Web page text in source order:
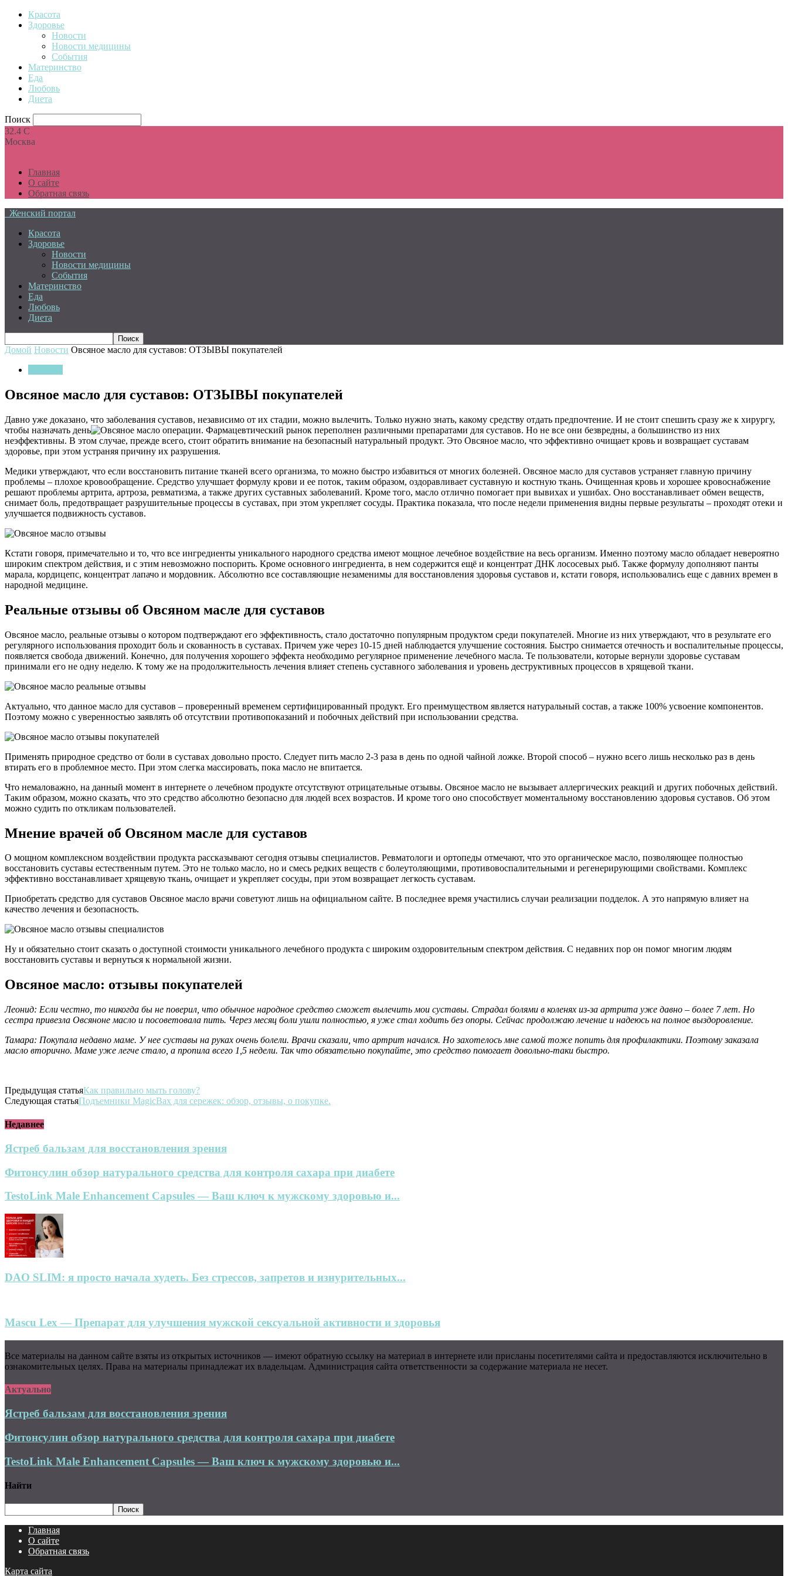
Красота
Здоровье
Новости
Новости медицины
События
Материнство
Еда
Любовь
Диета
Поиск
32.4 C
Москва
Главная
О сайте
Обратная связь
Женский портал
Красота
Здоровье
Новости
Новости медицины
События
Материнство
Еда
Любовь
Диета
Домой Новости Овсяное масло для суставов: ОТЗЫВЫ покупателей
Овсяное масло для суставов: ОТЗЫВЫ покупателей
Давно уже доказано, что заболевания суставов, независимо от их стадии, можно вылечить. Только нужно знать, какому средству отдать предпочтение. И не стоит спешить сразу же к хирургу,
чтобы назначать день
операции. Фармацевтический рынок переполнен различными препаратами для суставов. Но не все они безвредны, а большинство из них
неэффективны. В этом случае, прежде всего, стоит обратить внимание на безопасный натуральный продукт. Это Овсяное масло, что эффективно очищает кровь и возвращает суставам
здоровье, при этом устраняя причину их разрушения.
Медики утверждают, что если восстановить питание тканей всего организма, то можно быстро избавиться от многих болезней. Овсяное масло для суставов устраняет главную причину
проблемы – плохое кровообращение. Средство улучшает формулу крови и ее поток, таким образом, оздоравливает суставную и костную ткань. Очищенная кровь и хорошее кровоснабжение
решают проблемы артрита, артроза, ревматизма, а также других суставных заболеваний. Кроме того, масло отлично помогает при вывихах и ушибах. Оно восстанавливает обмен веществ,
снимает боль, предотвращает разрушительные процессы в суставах, при этом укрепляет сосуды. Практика показала, что после недели применения видны первые результаты – проходят отеки и
улучшается подвижность суставов.
Кстати говоря, примечательно и то, что все ингредиенты уникального народного средства имеют мощное лечебное воздействие на весь организм. Именно поэтому масло обладает невероятно
широким спектром действия, и с этим невозможно поспорить. Кроме основного ингредиента, в нем содержится ещё и концентрат ДНК лососевых рыб. Также формулу дополняют панты
марала, кордицепс, концентрат лапачо и мордовник. Абсолютно все составляющие незаменимы для восстановления здоровья суставов и, кстати говоря, использовались еще с давних времен в
народной медицине.
Реальные отзывы об Овсяном масле для суставов
Овсяное масло, реальные отзывы о котором подтверждают его эффективность, стало достаточно популярным продуктом среди покупателей. Многие из них утверждают, что в результате его
регулярного использования проходит боль и скованность в суставах. Причем уже через 10-15 дней наблюдается улучшение состояния. Быстро снимается отечность и воспалительные процессы,
появляется свобода движений. Конечно, для получения хорошего эффекта необходимо регулярное применение лечебного масла. Те пользователи, которые вернули здоровье суставам
принимали его не одну неделю. К тому же на продолжительность лечения влияет степень суставного заболевания и уровень деструктивных процессов в хрящевой ткани.
Актуально, что данное масло для суставов – проверенный временем сертифицированный продукт. Его преимуществом является натуральный состав, а также 100% усвоение компонентов.
Поэтому можно с уверенностью заявлять об отсутствии противопоказаний и побочных действий при использовании средства.
Применять природное средство от боли в суставах довольно просто. Следует пить масло 2-3 раза в день по одной чайной ложке. Второй способ – нужно всего лишь несколько раз в день
втирать его в проблемное место. При этом слегка массировать, пока масло не впитается.
Что немаловажно, на данный момент в интернете о лечебном продукте отсутствуют отрицательные отзывы. Овсяное масло не вызывает аллергических реакций и других побочных действий.
Таким образом, можно сказать, что это средство абсолютно безопасно для людей всех возрастов. И кроме того оно способствует моментальному восстановлению здоровья суставов. Об этом
можно судить по откликам пользователей.
Мнение врачей об Овсяном масле для суставов
О мощном комплексном воздействии продукта рассказывают сегодня отзывы специалистов. Ревматологи и ортопеды отмечают, что это органическое масло, позволяющее полностью
восстановить суставы естественным путем. Это не только масло, но и смесь редких веществ с болеутоляющими, противовоспалительными и регенерирующими свойствами. Комплекс
эффективно восстанавливает хрящевую ткань, очищает и укрепляет сосуды, при этом возвращает легкость суставам.
Приобретать средство для суставов Овсяное масло врачи советуют лишь на официальном сайте. В последнее время участились случаи реализации подделок. А это напрямую влияет на
качество лечения и безопасность.
Ну и обязательно стоит сказать о доступной стоимости уникального лечебного продукта с широким оздоровительным спектром действия. С недавних пор он помог многим людям
восстановить суставы и вернуться к нормальной жизни.
Овсяное масло: отзывы покупателей
Леонид: Если честно, то никогда бы не поверил, что обычное народное средство сможет вылечить мои суставы. Страдал болями в коленях из-за артрита уже давно – более 7 лет. Но
сестра привезла Овсяноне масло и посоветовала пить. Через месяц боли ушли полностью, я уже стал ходить без опоры. Сейчас продолжаю лечение и надеюсь на полное выздоровление.
Тамара: Покупала недавно маме. У нее суставы на руках очень болели. Врачи сказали, что артрит начался. Но захотелось мне самой тоже попить для профилактики. Поэтому заказала
масло вторично. Маме уже легче стало, а пропила всего 1,5 недели. Так что обязательно покупайте, это средство помогает довольно-таки быстро.
Предыдущая статьяКак правильно мыть голову?
Следующая статьяПодъемники MagicBax для сережек: обзор, отзывы, о покупке.
Недавнее
Ястреб бальзам для восстановления зрения
Фитонсулин обзор натурального средства для контроля сахара при диабете
TestoLink Male Enhancement Capsules — Ваш ключ к мужскому здоровью и...
DAO SLIM: я просто начала худеть. Без стрессов, запретов и изнурительных...
Mascu Lex — Препарат для улучшения мужской сексуальной активности и здоровья
Все материалы на данном сайте взяты из открытых источников — имеют обратную ссылку на материал в интернете или присланы посетителями сайта и предоставляются исключительно в
ознакомительных целях. Права на материалы принадлежат их владельцам. Администрация сайта ответственности за содержание материала не несет.
Актуально
Ястреб бальзам для восстановления зрения
Фитонсулин обзор натурального средства для контроля сахара при диабете
TestoLink Male Enhancement Capsules — Ваш ключ к мужскому здоровью и...
Найти
Главная
О сайте
Обратная связь
Карта сайта